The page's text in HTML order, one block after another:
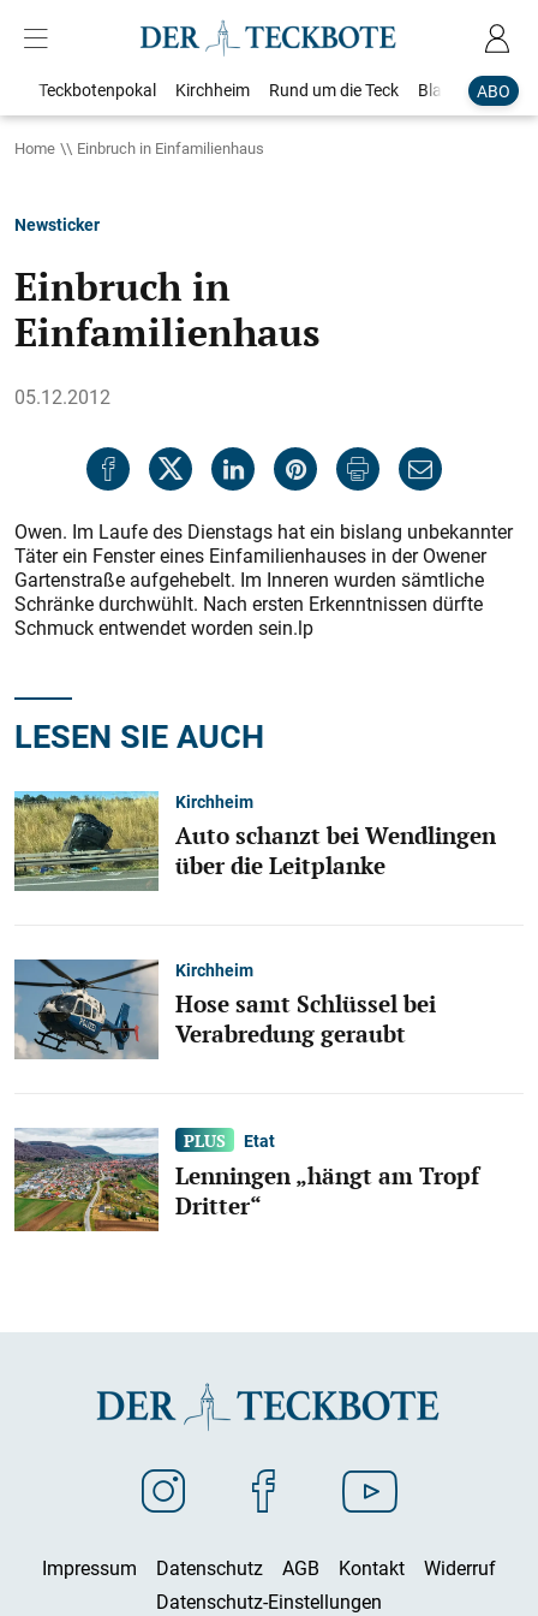
ABO
Teckbotenpokal Kirchheim Rund um die Teck Blaulicht
Home Einbruch in Einfamilienhaus
Newsticker
Einbruch in
Einfamilienhaus
05.12.2012
Owen. Im Laufe des Dienstags hat ein bislang unbekannter
Täter ein Fenster eines Einfamilienhauses in der Owener
Gartenstraße aufgehebelt. Im Inneren wurden sämtliche
Schränke durchwühlt. Nach ersten Erkenntnissen dürfte
Schmuck entwendet worden sein.lp
LESEN SIE AUCH
Kirchheim
Auto schanzt bei Wendlingen
über die Leitplanke
Kirchheim
Hose samt Schlüssel bei
Verabredung geraubt
Etat
Lenningen „hängt am Tropf
Dritter“
Impressum Datenschutz AGB Kontakt
Widerruf
Datenschutz-Einstellungen